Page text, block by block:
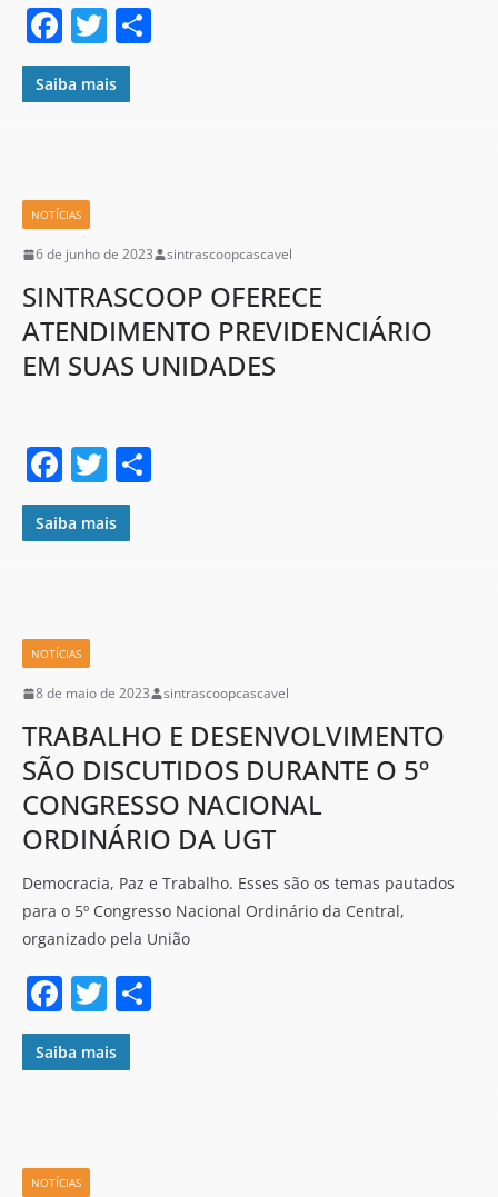
F
a
c
o
o
k
T
w
itt
Saiba mais
NOTÍCIAS
6 de junho de 2023 sintrascoopcascavel
SINTRASCOOP OFERECE
ATENDIMENTO PREVIDENCIÁRIO
EM SUAS UNIDADES
F
a
c
o
o
k
T
w
itt
Saiba mais
NOTÍCIAS
8 de maio de 2023 sintrascoopcascavel
TRABALHO E DESENVOLVIMENTO
SÃO DISCUTIDOS DURANTE O 5º
CONGRESSO NACIONAL
ORDINÁRIO DA UGT
Democracia, Paz e Trabalho. Esses são os temas pautados
para o 5º Congresso Nacional Ordinário da Central,
organizado pela União
F
a
c
o
T
w
itt
Saiba mais
NOTÍCIAS